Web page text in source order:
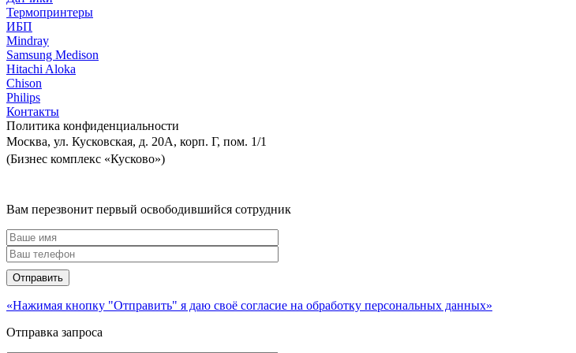
Термопринтеры
ИБП
Mindray
Samsung Medison
Hitachi Aloka
Сhison
Philips
Контакты
Политика конфиденциальности
Москва, ул. Кусковская, д. 20А, корп. Г, пом. 1/1
(Бизнес комплекс «Кусково»)
Вам перезвонит первый освободившийся сотрудник
«Нажимая кнопку "Отправить" я даю своё согласие на обработку персональных данных»
Отправка запроса